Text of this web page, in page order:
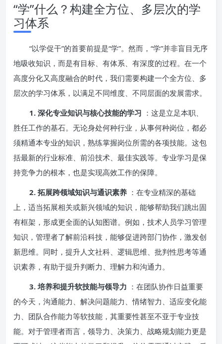
“学”什么？构建全方位、多层次的学
习体系
“以学促干”的首要前提是“学”。然而，“学”并非盲目无序
地吸收知识，而是有目标、有体系、有深度的过程。在一个
高度分化又高度融合的时代，我们需要构建一个全方位、多
层次的学习体系，以满足不同维度、不同层面的发展需求。
1. 深化专业知识与核心技能的学习 ：这是立足本职、
胜任工作的基石。无论身处何种行业，从事何种岗位，都必
须精通本专业的知识，熟练掌握岗位所需的各项技能。这包
括最新的行业标准、前沿技术、最佳实践等。专业学习是保
持竞争力的根本，也是实现高效工作的保障。
2. 拓展跨领域知识与通识素养 ：在专业精深的基础
上，适当拓展相关或新兴领域的知识，能够帮助我们跳出固
有框架，形成更全面的认知图谱。例如，技术人员学习管理
知识，管理者了解前沿科技，能够促进跨部门协作，激发创
新思维。同时，提升人文社科、逻辑思维、批判性思考等通
识素养，有助于提升判断力、理解力和沟通力。
3. 培养和提升软技能与领导力 ：在团队协作日益重要
的今天，沟通能力、解决问题能力、情绪智力、适应变化能
力、团队合作能力等软技能，其重要性甚至不亚于专业技
能。对于管理者而言，领导力、决策力、战略规划能力更是